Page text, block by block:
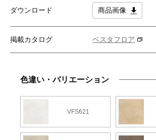
ダウンロード 商品画像
掲載カタログ ベスタフロア
色違い・バリエーション
VFS621